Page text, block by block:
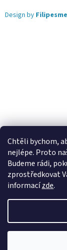
Chtěli bychom,
nejlépe. Proto
Budeme rádi,
zprostředkovat
informacízde.
Design by
Lekva
úchytky